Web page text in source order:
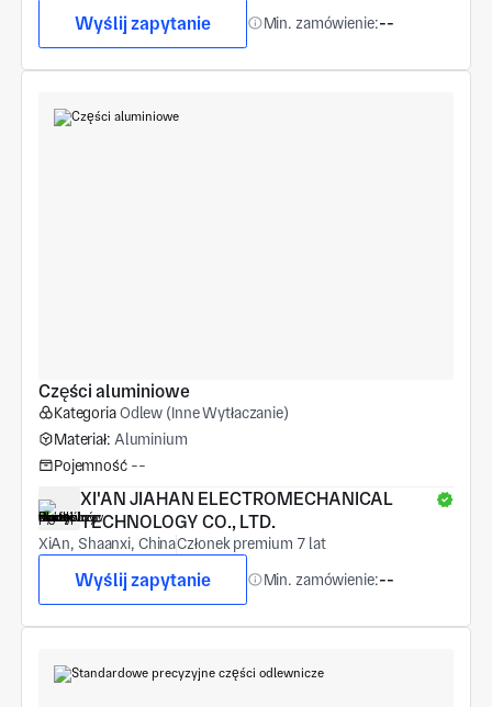
Wyślij zapytanie Min. zamówienie:--
Części aluminiowe
KategoriaOdlew (Inne Wytłaczanie)
Materiał: Aluminium
Pojemność --
XI'AN JIAHAN ELECTROMECHANICAL
TECHNOLOGY CO., LTD.
XiAn, Shaanxi, ChinaCzłonek premium 7 lat
Wyślij zapytanie Min. zamówienie:--